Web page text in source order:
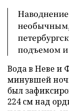
необычным,
подъемом
Вода в Неве и
минувшей
был
224 см над